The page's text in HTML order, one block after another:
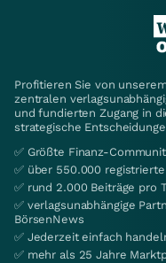
Profitieren Sie von
zentralen
und fundierten Zugang in
strategische
✅ Größte Finanz-
✅ über 550.000
✅ rund 2.000 Beiträge pro
✅ verlagsunabhängige
BörsenNews
✅ Jederzeit einfach
✅ mehr als 25 Jahre